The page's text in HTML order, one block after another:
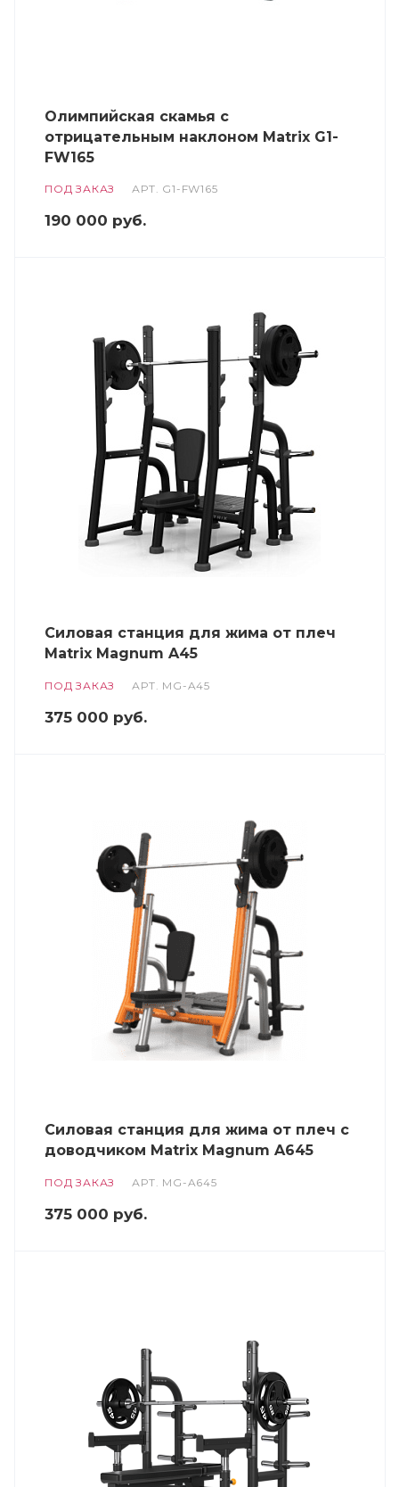
Олимпийская скамья с
отрицательным наклоном Matrix G1-
FW165
ПОД ЗАКАЗ АРТ. G1-FW165
190 000 руб.
Силовая станция для жима от плеч
Matrix Magnum A45
ПОД ЗАКАЗ АРТ. MG-A45
375 000 руб.
Силовая станция для жима от плеч с
доводчиком Matrix Magnum A645
ПОД ЗАКАЗ АРТ. MG-A645
375 000 руб.